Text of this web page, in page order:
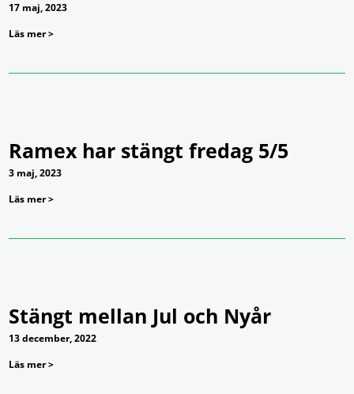
17 maj, 2023
Läs mer >
Ramex har stängt fredag 5/5
3 maj, 2023
Läs mer >
Stängt mellan Jul och Nyår
13 december, 2022
Läs mer >